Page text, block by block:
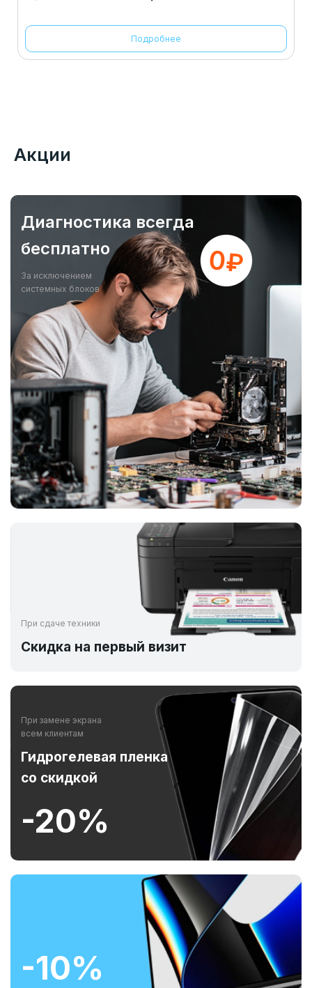
Подробнее
Акции
Диагностика всегда
бесплатно
За исключением
системных блоков
При сдаче техники
Скидка на первый визит
При замене экрана
всем клиентам
Гидрогелевая пленка
со скидкой
-20%
-10%